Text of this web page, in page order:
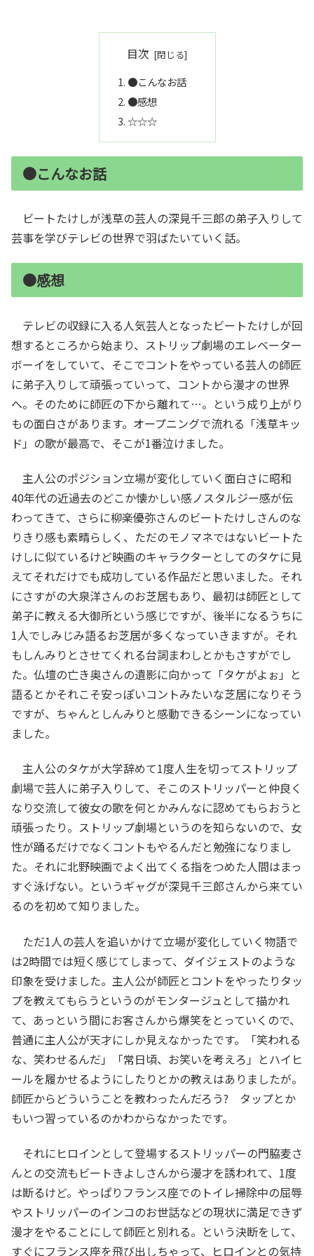
目次
●こんなお話
●感想
☆☆☆
●こんなお話
ビートたけしが浅草の芸人の深見千三郎の弟子入りして
芸事を学びテレビの世界で羽ばたいていく話。
●感想
テレビの収録に入る人気芸人となったビートたけしが回
想するところから始まり、ストリップ劇場のエレベーター
ボーイをしていて、そこでコントをやっている芸人の師匠
に弟子入りして頑張っていって、コントから漫才の世界
へ。そのために師匠の下から離れて…。という成り上がり
もの面白さがあります。オープニングで流れる「浅草キッ
ド」の歌が最高で、そこが1番泣けました。
主人公のポジション立場が変化していく面白さに昭和
40年代の近過去のどこか懐かしい感ノスタルジー感が伝
わってきて、さらに柳楽優弥さんのビートたけしさんのな
りきり感も素晴らしく、ただのモノマネではないビートた
けしに似ているけど映画のキャラクターとしてのタケに見
えてそれだけでも成功している作品だと思いました。それ
にさすがの大泉洋さんのお芝居もあり、最初は師匠として
弟子に教える大御所という感じですが、後半になるうちに
1人でしみじみ語るお芝居が多くなっていきますが。それ
もしんみりとさせてくれる台詞まわしとかもさすがでし
た。仏壇の亡き奥さんの遺影に向かって「タケがよぉ」と
語るとかそれこそ安っぽいコントみたいな芝居になりそう
ですが、ちゃんとしんみりと感動できるシーンになってい
ました。
主人公のタケが大学辞めて1度人生を切ってストリップ
劇場で芸人に弟子入りして、そこのストリッパーと仲良く
なり交流して彼女の歌を何とかみんなに認めてもらおうと
頑張ったり。ストリップ劇場というのを知らないので、女
性が踊るだけでなくコントもやるんだと勉強になりまし
た。それに北野映画でよく出てくる指をつめた人間はまっ
すぐ泳げない。というギャグが深見千三郎さんから来てい
るのを初めて知りました。
ただ1人の芸人を追いかけて立場が変化していく物語で
は2時間では短く感じてしまって、ダイジェストのような
印象を受けました。主人公が師匠とコントをやったりタッ
プを教えてもらうというのがモンタージュとして描かれ
て、あっという間にお客さんから爆笑をとっていくので、
普通に主人公が天才にしか見えなかったです。「笑われる
な、笑わせるんだ」「常日頃、お笑いを考えろ」とハイヒ
ールを履かせるようにしたりとかの教えはありましたが。
師匠からどういうことを教わったんだろう? タップとか
もいつ習っているのかわからなかったです。
それにヒロインとして登場するストリッパーの門脇麦さ
んとの交流もビートきよしさんから漫才を誘われて、1度
は断るけど。やっぱりフランス座でのトイレ掃除中の屈辱
やストリッパーのインコのお世話などの現状に満足できず
漫才をやることにして師匠と別れる。という決断をして、
すぐにフランス座を飛び出しちゃって、ヒロインとの気持